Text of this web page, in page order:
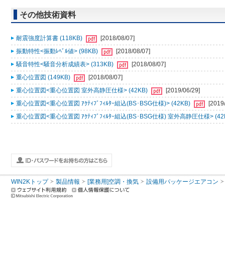
その他技術資料
耐震強度計算書 (118KB)
[2018/08/07]
振動特性<振動ﾚﾍﾞﾙ値> (98KB)
[2018/08/07]
騒音特性<騒音分析成績表> (313KB)
[2018/08/07]
重心位置図 (149KB)
[2018/08/07]
重心位置図<重心位置図 室外高静圧仕様> (42KB)
[2019/06/29]
重心位置図<重心位置図 ｱｸﾃｨﾌﾞﾌｨﾙﾀｰ組込(BS･BSG仕様)> (42KB)
重心位置図<重心位置図 ｱｸﾃｨﾌﾞﾌｨﾙﾀｰ組込(BS･BSG仕様) 室外高静圧仕様>
WIN2Kトップ 製品情報 [業務用]空調・換気 設備用パッケージエアコン